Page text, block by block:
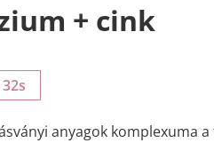
+ cink
anyagok komplexuma